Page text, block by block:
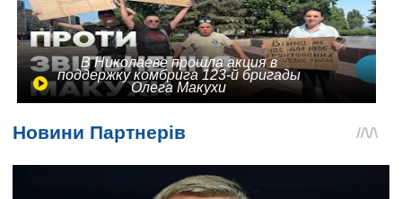
В Николаеве прошла акция в
поддержку комбрига 123-й бригады
Олега Макухи